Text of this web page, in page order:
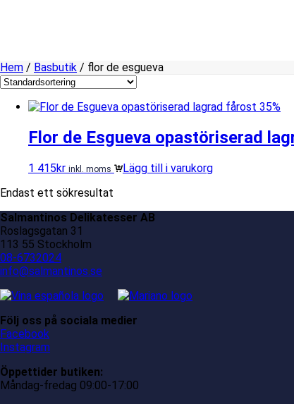
Hem / Basbutik / flor de esgueva
Flor de Esgueva opastöriserad
1 415kr inkl. moms
Lägg till i varukorg
Endast ett sökresultat
Salmantinos Delikatesser AB
Roslagsgatan 31
113 55 Stockholm
08-6732024
info@salmantinos.se
Följ oss på sociala medier
Facebook
Instagram
Öppettider butiken:
Måndag-fredag 09:00-17:00